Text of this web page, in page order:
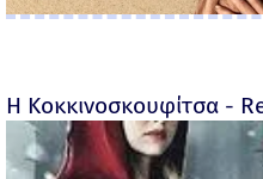
Η Κοκκινοσκουφίτσα -